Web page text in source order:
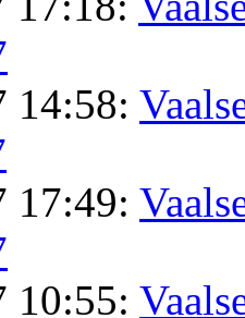
14:58:
17:49:
10:55: